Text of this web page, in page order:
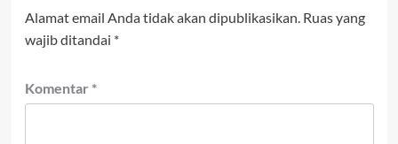
Alamat email Anda tidak akan dipublikasikan. Ruas yang
wajib ditandai *
Komentar *